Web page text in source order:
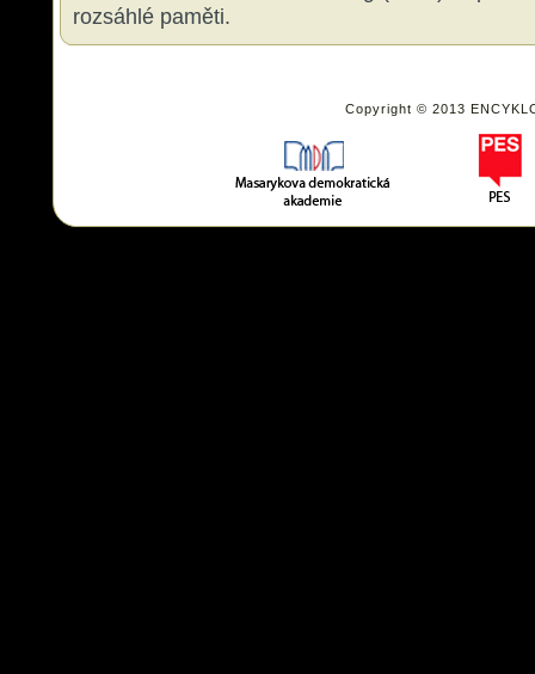
rozsáhlé paměti.
Copyright © 2013